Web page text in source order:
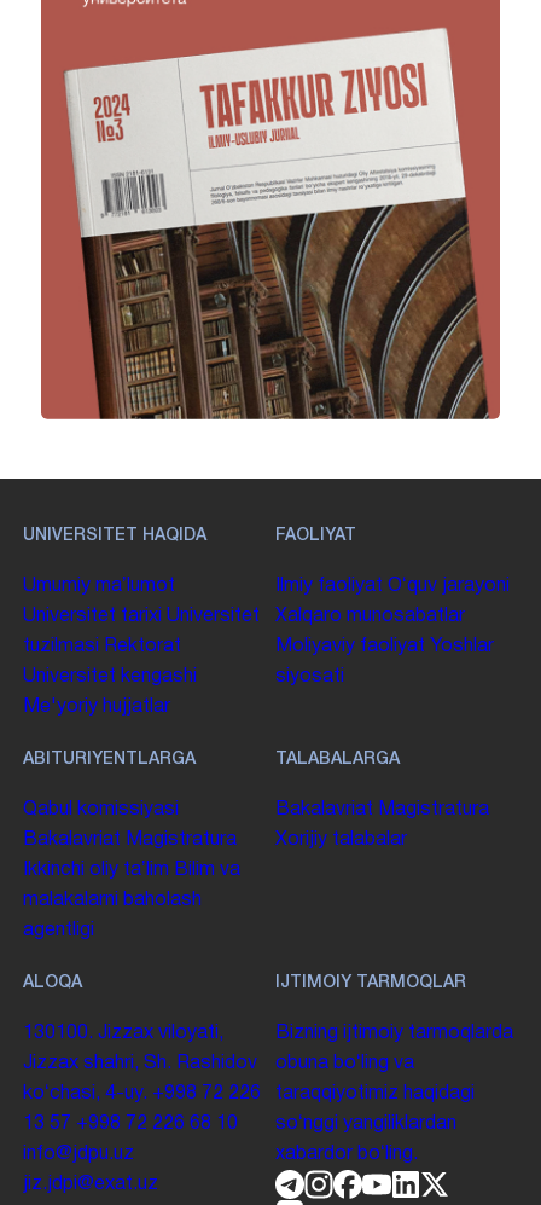
UNIVERSITET HAQIDA
Umumiy maʼlumot
Universitet tarixi Universitet
tuzilmasi
Rektorat
Universitet kengashi
Me'yoriy hujjatlar
FAOLIYAT
Ilmiy faoliyat Oʻquv jarayoni
Xalqaro munosabatlar
Moliyaviy faoliyat Yoshlar
siyosati
ABITURIYENTLARGA
Qabul komissiyasi
Bakalavriat Magistratura
Ikkinchi oliy taʼlim Bilim va
malakalarni baholash
agentligi
TALABALARGA
Bakalavriat Magistratura
Xorijiy talabalar
ALOQA
130100. Jizzax viloyati,
Jizzax shahri, Sh. Rashidov
koʻchasi, 4-uy. +998 72 226
13 57 +998 72 226 68 10
info@jdpu.uz
jiz.jdpi@exat.uz
IJTIMOIY TARMOQLAR
Bizning ijtimoiy tarmoqlarda
obuna boʻling va
taraqqiyotimiz haqidagi
soʻnggi yangiliklardan
xabardor boʻling.